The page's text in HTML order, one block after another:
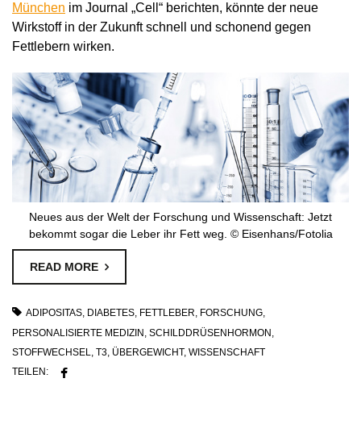
München im Journal „Cell“ berichten, könnte der neue
Wirkstoff in der Zukunft schnell und schonend gegen
Fettlebern wirken.
Neues aus der Welt der Forschung und Wissenschaft: Jetzt
bekommt sogar die Leber ihr Fett weg. © Eisenhans/Fotolia
READ MORE
ADIPOSITAS, DIABETES, FETTLEBER, FORSCHUNG,
PERSONALISIERTE MEDIZIN , SCHILDDRÜSENHORMON ,
STOFFWECHSEL, T3, ÜBERGEWICHT, WISSENSCHAFT
TEILEN: